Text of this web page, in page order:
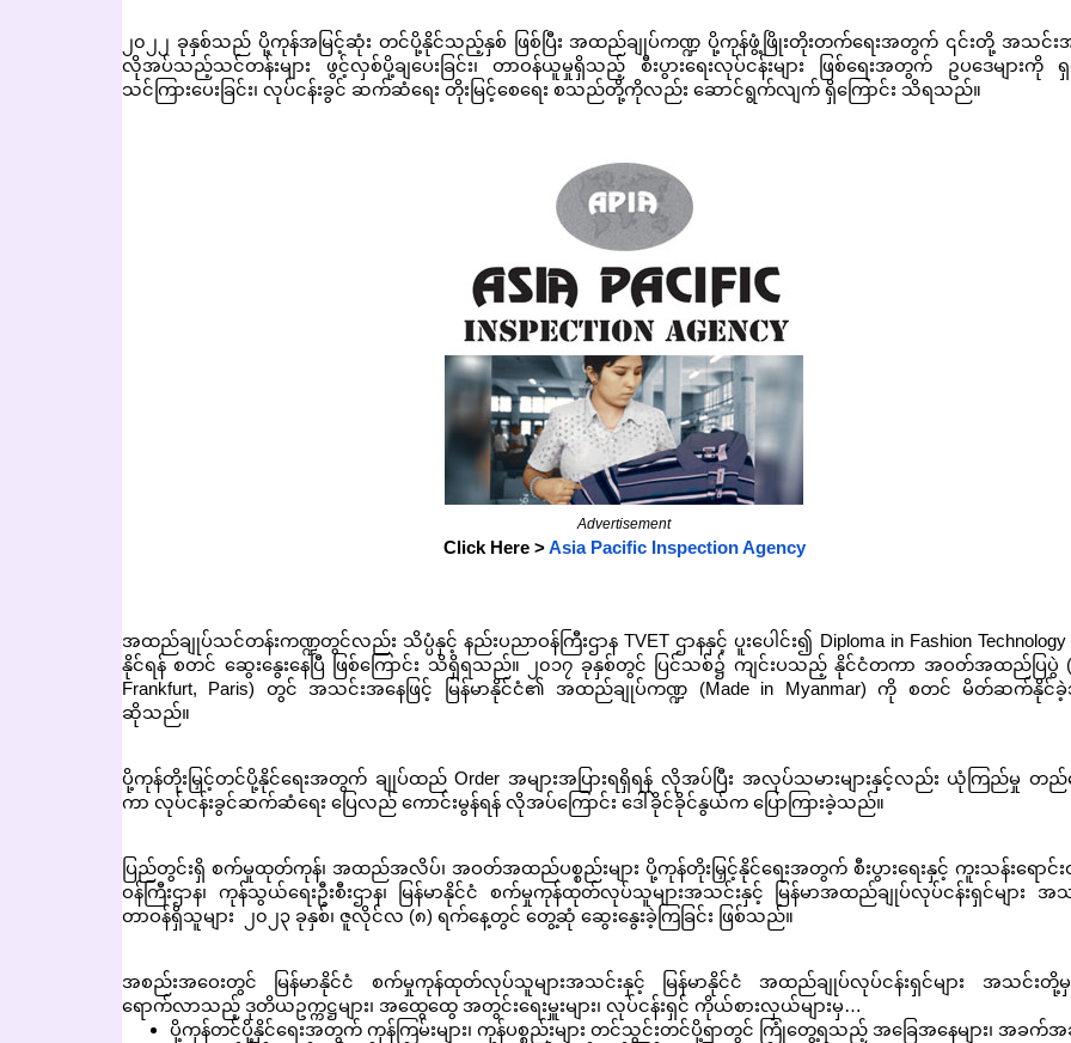
၂၀၂၂ ခုနှစ်သည် ပို့ကုန်အမြင့်ဆုံး တင်ပို့နိုင်သည့်နှစ် ဖြစ်ပြီး အထည်ချုပ်ကဏ္ဍ ပို့ကုန်ဖွံ့ဖြိုးတိုးတက်ရေးအတွက် ၎င်းတို့ အသင်းအ
လိုအပ်သည့်သင်တန်းများ ဖွင့်လှစ်ပို့ချပေးခြင်း၊ တာဝန်ယူမှုရှိသည့် စီးပွားရေးလုပ်ငန်းများ ဖြစ်ရေးအတွက် ဥပဒေများကို ရှ
သင်ကြားပေးခြင်း၊ လုပ်ငန်းခွင် ဆက်ဆံရေး တိုးမြင့်စေရေး စသည်တို့ကိုလည်း ဆောင်ရွက်လျက် ရှိကြောင်း သိရသည်။
Advertisement
Click Here >Asia Pacific Inspection Agency
အထည်ချုပ်သင်တန်းကဏ္ဍတွင်လည်း သိပ္ပံနှင့် နည်းပညာဝန်ကြီးဌာန TVET ဌာနနှင့် ပူးပေါင်း၍ Diploma in Fashion
နိုင်ရန် စတင် ဆွေးနွေးနေပြီ ဖြစ်ကြောင်း သိရှိရသည်။ ၂၀၁၇ ခုနှစ်တွင် ပြင်သစ်၌ ကျင်းပသည့် နိုင်ငံတကာ အဝတ်အထည်ပြပွဲ
Frankfurt, Paris) တွင် အသင်းအနေဖြင့် မြန်မာနိုင်ငံ၏ အထည်ချုပ်ကဏ္ဍ (Made in Myanmar) ကို စတင် မိတ်ဆက်နို
ဆိုသည်။
ပို့ကုန်တိုးမြှင့်တင်ပို့နိုင်ရေးအတွက် ချုပ်ထည် Order အများအပြားရရှိရန် လိုအပ်ပြီး အလုပ်သမားများနှင့်လည်း ယုံကြည်မှု တ
ကာ လုပ်ငန်းခွင်ဆက်ဆံရေး ပြေလည် ကောင်းမွန်ရန် လိုအပ်ကြောင်း ဒေါ်ခိုင်ခိုင်နွယ်က ပြောကြားခဲ့သည်။
ပြည်တွင်းရှိ စက်မှုထုတ်ကုန်၊ အထည်အလိပ်၊ အဝတ်အထည်ပစ္စည်းများ ပို့ကုန်တိုးမြှင့်နိုင်ရေးအတွက် စီးပွားရေးနှင့် ကူးသန်းရောင်း
ဝန်ကြီးဌာန၊ ကုန်သွယ်ရေးဦးစီးဌာန၊ မြန်မာနိုင်ငံ စက်မှုကုန်ထုတ်လုပ်သူများအသင်းနှင့် မြန်မာအထည်ချုပ်လုပ်ငန်းရှင်များ အ
တာဝန်ရှိသူများ ၂၀၂၃ ခုနှစ်၊ ဇူလိုင်လ (၈) ရက်နေ့တွင် တွေ့ဆုံ ဆွေးနွေးခဲ့ကြခြင်း ဖြစ်သည်။
အစည်းအဝေးတွင် မြန်မာနိုင်ငံ စက်မှုကုန်ထုတ်လုပ်သူများအသင်းနှင့် မြန်မာနိုင်ငံ အထည်ချုပ်လုပ်ငန်းရှင်များ အသင်း
ရောက်လာသည့် ဒုတိယဥက္ကဋ္ဌများ၊ အထွေထွေ အတွင်းရေးမှူးများ၊ လုပ်ငန်းရှင် ကိုယ်စားလှယ်များမှ…
ပို့ကုန်တင်ပို့နိုင်ရေးအတွက် ကုန်ကြမ်းများ၊ ကုန်ပစ္စည်းများ တင်သွင်းတင်ပို့ရာတွင် ကြုံတွေ့ရသည့် အခြေအနေများ၊ အခက်အခဲမ